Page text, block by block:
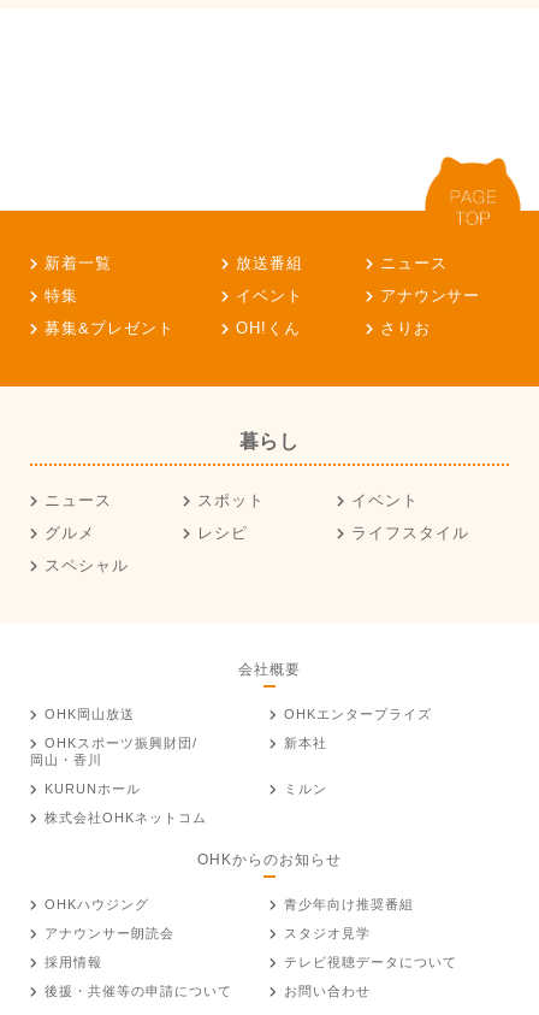
新着一覧 放送番組
ニュース
特集
イベント
アナウンサー
募集&プレゼント
OH!くん さりお
暮らし
ニュース スポット
イベント
グルメ
レシピ
ライフスタイル
スペシャル
会社概要
OHK岡山放送
OHKエンタープライズ
OHKスポーツ振興財団/
岡山・香川
新本社
KURUNホール
ミルン
株式会社OHKネットコム
OHKからのお知らせ
OHKハウジング
青少年向け推奨番組
アナウンサー朗読会
スタジオ見学
採用情報
テレビ視聴データについて
後援・共催等の申請について
お問い合わせ